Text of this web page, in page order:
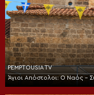
PEMPTOUSIA TV
Άγιοι Απόστολοι: Ο Ναός –